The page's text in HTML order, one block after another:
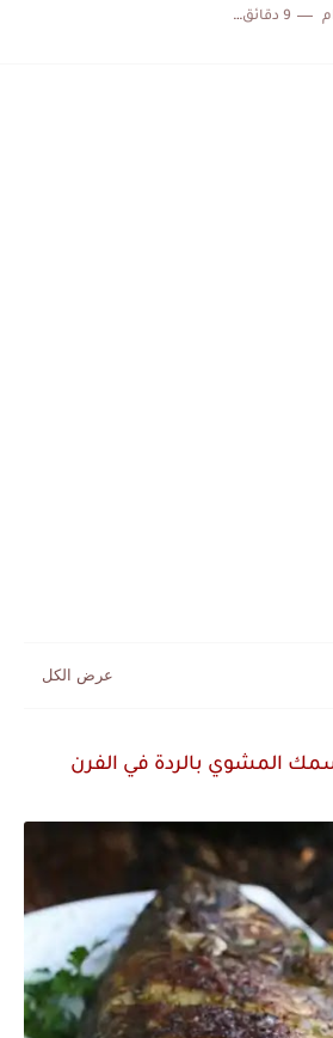
9 دقائق للقراءة
المشوي بالردة في الفرن